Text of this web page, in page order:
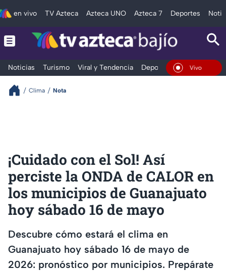
en vivo TV Azteca Azteca UNO Azteca 7 Deportes
Noticias Turismo Viral y Tendencia Deportes Espectáculos
En Vivo
Clima Nota
¡Cuidado con el Sol! Así
perciste la ONDA de CALOR en
los municipios de Guanajuato
hoy sábado 16 de mayo
Descubre cómo estará el clima en
Guanajuato hoy sábado 16 de mayo de
2026: pronóstico por municipios. Prepárate